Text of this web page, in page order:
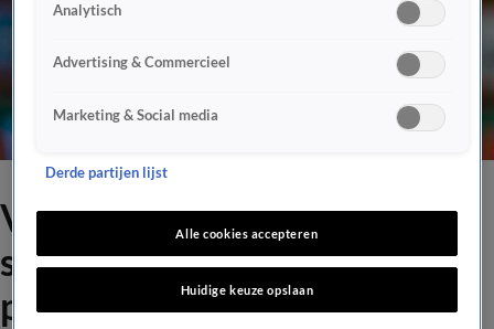
Voor het eerst vrouwelijke
scheidsrechter in Engels
profvoetbal
Analytisch
Advertising & Commercieel
Marketing & Social media
Derde partijen lijst
Alle cookies accepteren
Huidige keuze opslaan